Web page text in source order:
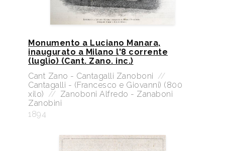
Monumento a Luciano Manara,
inaugurato a Milano l'8 corrente
(luglio) (Cant. Zano. inc.)
Cant Zano - Cantagalli Zanoboni //
Cantagalli - (Francesco e Giovanni) (800
xilo) // Zanoboni Alfredo - Zanaboni
Zanobini
1894